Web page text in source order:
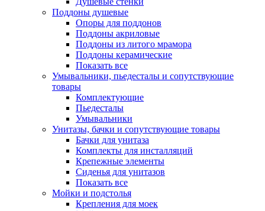
Поддоны душевые
Опоры для поддонов
Поддоны акриловые
Поддоны из литого мрамора
Поддоны керамические
Показать все
Умывальники, пьедесталы и сопутствующие
товары
Комплектующие
Пьедесталы
Умывальники
Унитазы, бачки и сопутствующие товары
Бачки для унитаза
Комплекты для инсталляций
Крепежные элементы
Сиденья для унитазов
Показать все
Мойки и подстолья
Крепления для моек